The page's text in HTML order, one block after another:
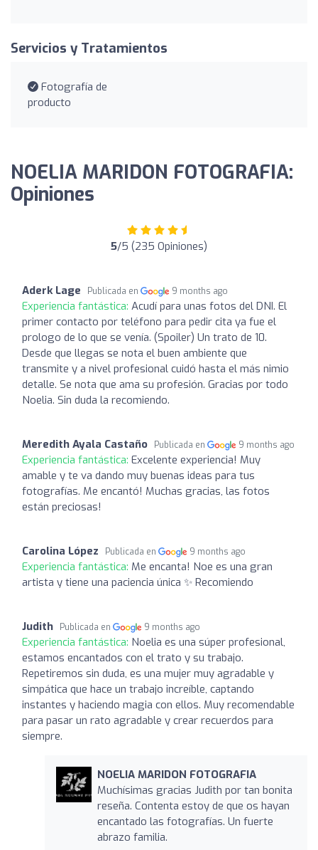
Servicios y Tratamientos
Fotografía de
producto
NOELIA MARIDON FOTOGRAFIA:
Opiniones
5/5 (235 Opiniones)
Aderk Lage Publicada en 9 months ago
Experiencia fantástica: Acudí para unas fotos del DNI. El
primer contacto por teléfono para pedir cita ya fue el
prologo de lo que se venía. (Spoiler) Un trato de 10.
Desde que llegas se nota el buen ambiente que
transmite y a nivel profesional cuidó hasta el más nimio
detalle. Se nota que ama su profesión. Gracias por todo
Noelia. Sin duda la recomiendo.
Meredith Ayala Castaño Publicada en 9 months ago
Experiencia fantástica: Excelente experiencia! Muy
amable y te va dando muy buenas ideas para tus
fotografías. Me encantó! Muchas gracias, las fotos
están preciosas!
Carolina López Publicada en 9 months ago
Experiencia fantástica: Me encanta! Noe es una gran
artista y tiene una paciencia única ✨ Recomiendo
Judith Publicada en 9 months ago
Experiencia fantástica: Noelia es una súper profesional,
estamos encantados con el trato y su trabajo.
Repetiremos sin duda, es una mujer muy agradable y
simpática que hace un trabajo increíble, captando
instantes y haciendo magia con ellos. Muy recomendable
para pasar un rato agradable y crear recuerdos para
siempre.
NOELIA MARIDON FOTOGRAFIA
Muchísimas gracias Judith por tan bonita
reseña. Contenta estoy de que os hayan
encantado las fotografías. Un fuerte
abrazo familia.